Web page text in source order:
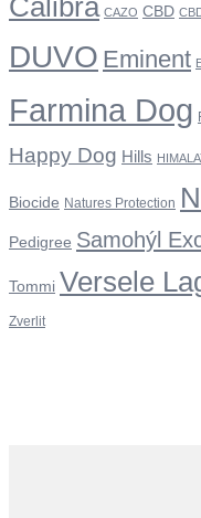
CAZO CBD
DUVO Eminent
Farmina Dog
Happy Dog Hills
Biocide Natures Protection
Pedigree Samohýl
Tommi Versele
Zverlit